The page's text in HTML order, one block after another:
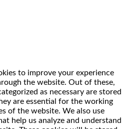
to improve your experience
the website. Out of these,
as necessary are stored
are essential for the working
of the website. We also use
help us analyze and understand